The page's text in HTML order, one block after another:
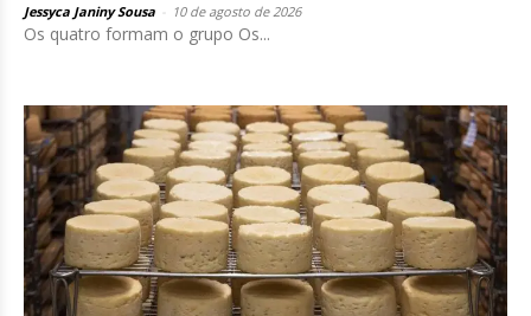
Jessyca Janiny Sousa 10 de agosto de 2026
Os quatro formam o grupo Os...